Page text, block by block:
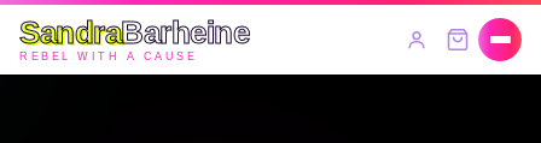
SandraBarheine
REBEL WITH A CAUSE